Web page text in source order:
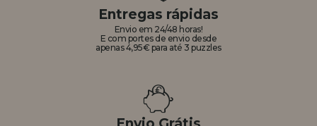
Entregas rápidas
Envio em 24/48 horas!
E com portes de envio desde
apenas 4,95€ para até 3 puzzles